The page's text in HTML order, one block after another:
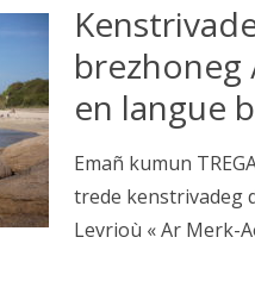
brezhoneg
en langue
Emañ kumun
trede kenstrivadeg
Levrioù « Ar Merk-